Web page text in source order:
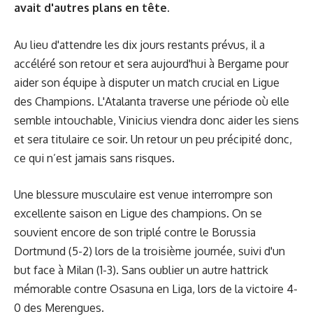
avait d'autres plans en tête.
Au lieu d'attendre les dix jours restants prévus, il a
accéléré son retour et sera aujourd'hui à Bergame pour
aider son équipe à disputer un match crucial en Ligue
des Champions. L'Atalanta traverse une période où elle
semble intouchable, Vinicius viendra donc aider les siens
et sera titulaire ce soir. Un retour un peu précipité donc,
ce qui n’est jamais sans risques.
Une blessure musculaire est venue interrompre son
excellente saison en Ligue des champions. On se
souvient encore de son triplé contre le Borussia
Dortmund (5-2) lors de la troisième journée, suivi d'un
but face à Milan (1-3). Sans oublier un autre hattrick
mémorable contre Osasuna en Liga, lors de la victoire 4-
0 des Merengues.